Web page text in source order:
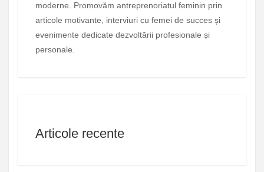
moderne. Promovăm antreprenoriatul feminin prin
articole motivante, interviuri cu femei de succes și
evenimente dedicate dezvoltării profesionale și
personale.
Articole recente